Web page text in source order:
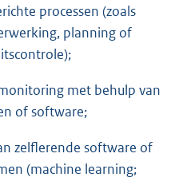
processen (zoals
planning of
met behulp van
of software;
zelflerende software of
(machine learning;